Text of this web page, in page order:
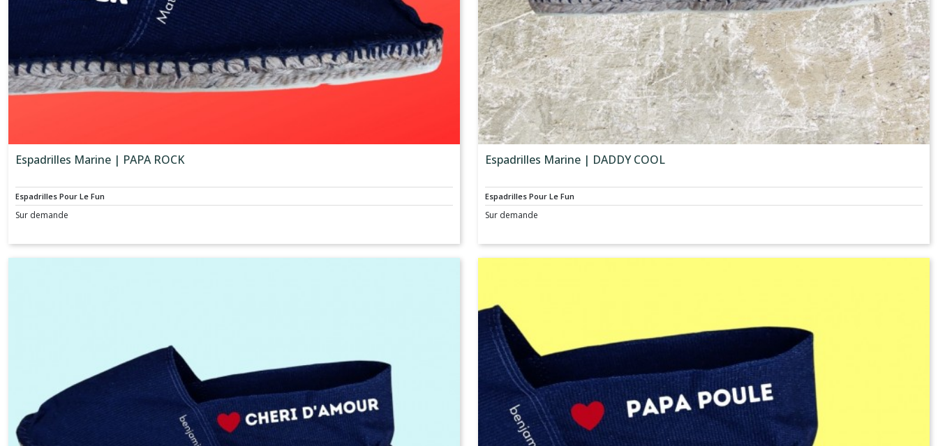
Espadrilles Marine | PAPA ROCK
Espadrilles Pour Le Fun
Sur demande
Espadrilles Marine | DADDY COOL
Espadrilles Pour Le Fun
Sur demande